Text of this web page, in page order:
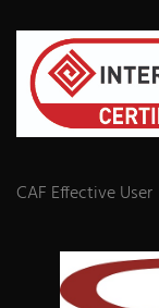
CAF Effective User